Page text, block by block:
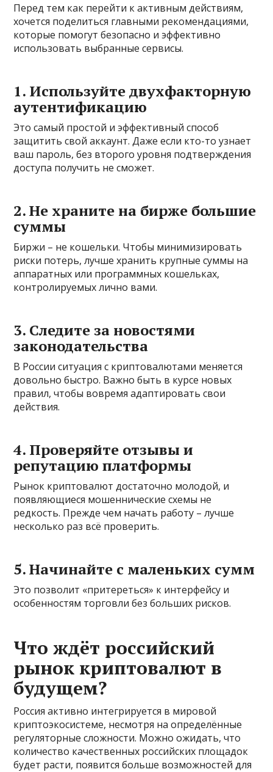
Перед тем как перейти к активным действиям,
хочется поделиться главными рекомендациями,
которые помогут безопасно и эффективно
использовать выбранные сервисы.
1. Используйте двухфакторную
аутентификацию
Это самый простой и эффективный способ
защитить свой аккаунт. Даже если кто-то узнает
ваш пароль, без второго уровня подтверждения
доступа получить не сможет.
2. Не храните на бирже большие
суммы
Биржи – не кошельки. Чтобы минимизировать
риски потерь, лучше хранить крупные суммы на
аппаратных или программных кошельках,
контролируемых лично вами.
3. Следите за новостями
законодательства
В России ситуация с криптовалютами меняется
довольно быстро. Важно быть в курсе новых
правил, чтобы вовремя адаптировать свои
действия.
4. Проверяйте отзывы и
репутацию платформы
Рынок криптовалют достаточно молодой, и
появляющиеся мошеннические схемы не
редкость. Прежде чем начать работу – лучше
несколько раз всё проверить.
5. Начинайте с маленьких сумм
Это позволит «притереться» к интерфейсу и
особенностям торговли без больших рисков.
Что ждёт российский
рынок криптовалют в
будущем?
Россия активно интегрируется в мировой
криптоэкосистеме, несмотря на определённые
регуляторные сложности. Можно ожидать, что
количество качественных российских площадок
будет расти, появится больше возможностей для